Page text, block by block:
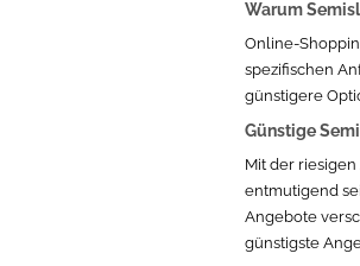
Warum
Online-
spezifischen
günstigere
Günstige
Mit der
entmutigend
Angebote
günstigste